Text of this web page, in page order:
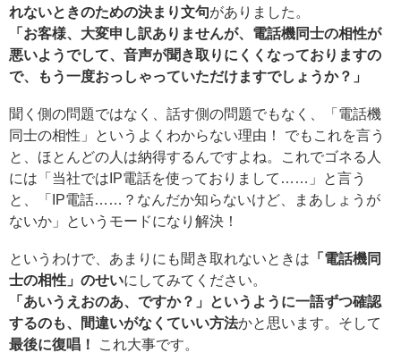
れないときのための決まり文句がありました。
「お客様、大変申し訳ありませんが、電話機同士の相性が
悪いようでして、音声が聞き取りにくくなっておりますの
で、もう一度おっしゃっていただけますでしょうか？」
聞く側の問題ではなく、話す側の問題でもなく、「電話機
同士の相性」というよくわからない理由！ でもこれを言う
と、ほとんどの人は納得するんですよね。これでゴネる人
には「当社ではIP電話を使っておりまして……」と言う
と、「IP電話……？なんだか知らないけど、まあしょうが
ないか」というモードになり解決！
というわけで、あまりにも聞き取れないときは 「電話機同
士の相性」のせいにしてみてください。
「あいうえおのあ、ですか？」というように一語ずつ確認
するのも、間違いがなくていい方法かと思います。そして
最後に復唱！
これ大事です。